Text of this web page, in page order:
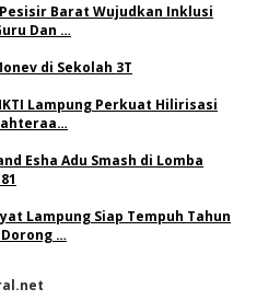
Barat Wujudkan Inklusi
Dan …
di Sekolah 3T
Lampung Perkuat Hilirisasi
Esha Adu Smash di Lomba
Lampung Siap Tempuh Tahun
…